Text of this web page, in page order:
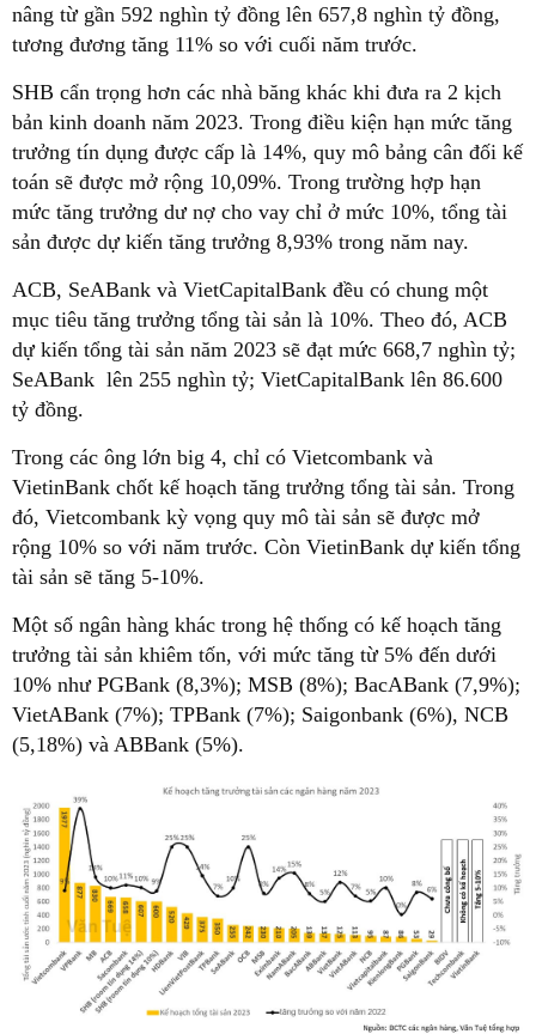
nâng từ gần 592 nghìn tỷ đồng lên 657,8 nghìn tỷ đồng,
tương đương tăng 11% so với cuối năm trước.
SHB cẩn trọng hơn các nhà băng khác khi đưa ra 2 kịch
bản kinh doanh năm 2023. Trong điều kiện hạn mức tăng
trưởng tín dụng được cấp là 14%, quy mô bảng cân đối kế
toán sẽ được mở rộng 10,09%. Trong trường hợp hạn
mức tăng trưởng dư nợ cho vay chỉ ở mức 10%, tổng tài
sản được dự kiến tăng trưởng 8,93% trong năm nay.
ACB, SeABank và VietCapitalBank đều có chung một
mục tiêu tăng trưởng tổng tài sản là 10%. Theo đó, ACB
dự kiến tổng tài sản năm 2023 sẽ đạt mức 668,7 nghìn tỷ;
SeABank lên 255 nghìn tỷ; VietCapitalBank lên 86.600
tỷ đồng.
Trong các ông lớn big 4, chỉ có Vietcombank và
VietinBank chốt kế hoạch tăng trưởng tổng tài sản. Trong
đó, Vietcombank kỳ vọng quy mô tài sản sẽ được mở
rộng 10% so với năm trước. Còn VietinBank dự kiến tổng
tài sản sẽ tăng 5-10%.
Một số ngân hàng khác trong hệ thống có kế hoạch tăng
trưởng tài sản khiêm tốn, với mức tăng từ 5% đến dưới
10% như PGBank (8,3%); MSB (8%); BacABank (7,9%);
VietABank (7%); TPBank (7%); Saigonbank (6%), NCB
(5,18%) và ABBank (5%).